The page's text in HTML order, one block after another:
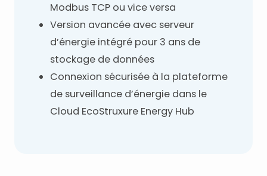
Modbus TCP ou vice versa
Version avancée avec serveur
d’énergie intégré pour 3 ans de
stockage de données
Connexion sécurisée à la plateforme
de surveillance d’énergie dans le
Cloud EcoStruxure Energy Hub